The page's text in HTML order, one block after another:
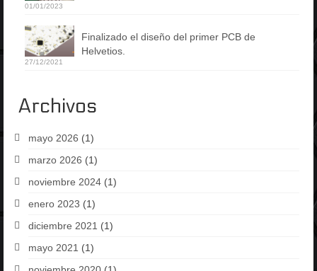
01/01/2023
Finalizado el diseño del primer PCB de
Helvetios.
27/12/2021
Archivos
mayo 2026 (1)
marzo 2026 (1)
noviembre 2024 (1)
enero 2023 (1)
diciembre 2021 (1)
mayo 2021 (1)